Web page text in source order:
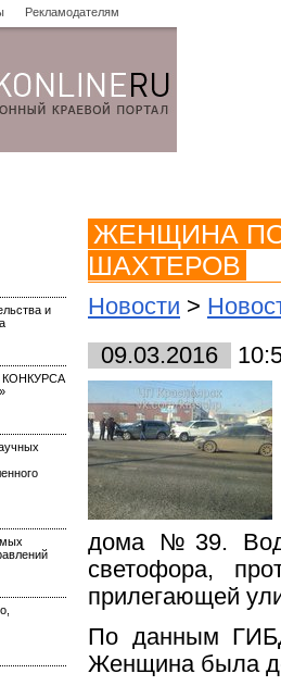
Рекламодателям
и
ЖЕНЩИНА
ШАХТЕРОВ
Новости >
09.03.2016
дома №39.
светофора,
прилегающей
По данным
Женщина была